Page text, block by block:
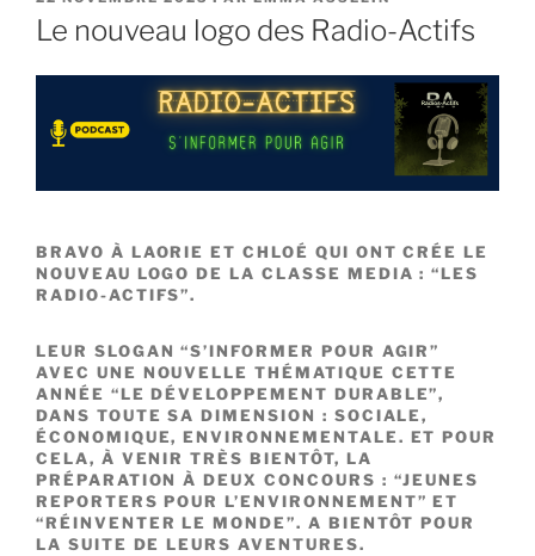
LE
Le nouveau logo des Radio-Actifs
BRAVO À LAORIE ET CHLOÉ QUI ONT CRÉE LE
NOUVEAU LOGO DE LA CLASSE MEDIA : “LES
RADIO-ACTIFS”.
LEUR SLOGAN “S’INFORMER POUR AGIR”
AVEC UNE NOUVELLE THÉMATIQUE CETTE
ANNÉE “LE DÉVELOPPEMENT DURABLE”,
DANS TOUTE SA DIMENSION : SOCIALE,
ÉCONOMIQUE, ENVIRONNEMENTALE. ET POUR
CELA, À VENIR TRÈS BIENTÔT, LA
PRÉPARATION À DEUX CONCOURS : “JEUNES
REPORTERS POUR L’ENVIRONNEMENT” ET
“RÉINVENTER LE MONDE”. A BIENTÔT POUR
LA SUITE DE LEURS AVENTURES.